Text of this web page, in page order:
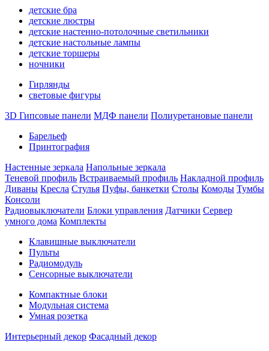
детские бра
детские люстры
детские настенно-потолочные светильники
детские настольные лампы
детские торшеры
ночники
Гирлянды
световые фигуры
3D Гипсовые панели МДФ панели Полиуретановые панели
Барельеф
Принтография
Настенные зеркала Напольные зеркала
Теневой профиль Встраиваемый профиль Накладной профиль
Диваны Кресла Стулья Пуфы, банкетки Столы Комоды Тумбы
Консоли
Радиовыключатели Блоки управления Датчики Сервер
умного дома Комплекты
Клавишные выключатели
Пульты
Радиомодуль
Сенсорные выключатели
Компактные блоки
Модульная система
Умная розетка
Интерьерный декор Фасадный декор